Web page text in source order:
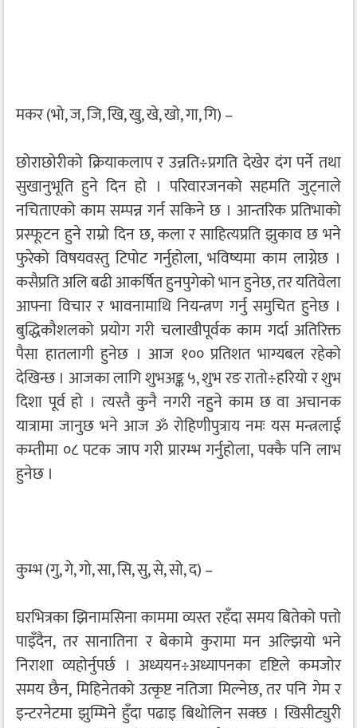
मकर (भो, ज, जि, खि, खु, खे, खो, गा, गि) –
छोराछोरीको क्रियाकलाप र उन्नति÷प्रगति देखेर दंग पर्ने तथा
सुखानुभूति हुने दिन हो । परिवारजनको सहमति जुट्नाले
नचिताएको काम सम्पन्न गर्न सकिने छ । आन्तरिक प्रतिभाको
प्रस्फूटन हुने राम्रो दिन छ, कला र साहित्यप्रति झुकाव छ भने
फुरेको विषयवस्तु टिपोट गर्नुहोला, भविष्यमा काम लाग्नेछ ।
कसैप्रति अलि बढी आकर्षित हुनपुगेको भान हुनेछ, तर यतिवेला
आफ्ना विचार र भावनामाथि नियन्त्रण गर्नु समुचित हुनेछ ।
बुद्धिकौशलको प्रयोग गरी चलाखीपूर्वक काम गर्दा अतिरिक्त
पैसा हातलागी हुनेछ । आज १०० प्रतिशत भाग्यबल रहेको
देखिन्छ । आजका लागि शुभअङ्क ५, शुभ रङ रातो÷हरियो र शुभ
दिशा पूर्व हो । त्यस्तै कुनै नगरी नहुने काम छ वा अचानक
यात्रामा जानुछ भने आज ॐ रोहिणीपुत्राय नमः यस मन्त्रलाई
कम्तीमा ०८ पटक जाप गरी प्रारम्भ गर्नुहोला, पक्कै पनि लाभ
हुनेछ ।
कुम्भ (गु, गे, गो, सा, सि, सु, से, सो, द) –
घरभित्रका झिनामसिना काममा व्यस्त रहँदा समय बितेको पत्तो
पाइँदैन, तर सानातिना र बेकामे कुरामा मन अल्झियो भने
निराशा व्यहोर्नुपर्छ । अध्ययन÷अध्यापनका दृष्टिले कमजोर
समय छैन, मिहिनेतको उत्कृष्ट नतिजा मिल्नेछ, तर पनि गेम र
इन्टरनेटमा झुम्मिने हुँदा पढाइ बिथोलिन सक्छ । खिसीट्युरी